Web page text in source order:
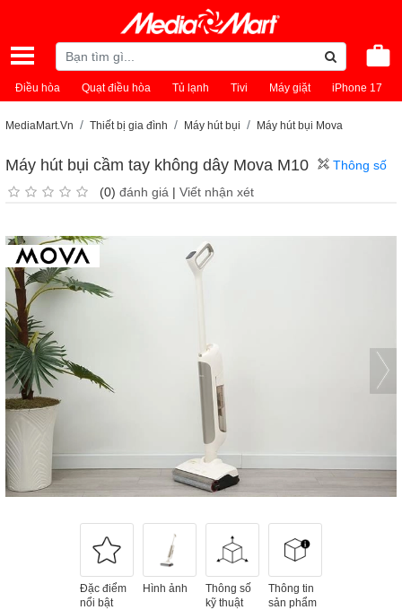
Điều hòa Quạt điều hòa Tủ lạnh Tivi Máy giặt iPhone 17
MediaMart.Vn Thiết bị gia đình Máy hút bụi Máy hút bụi Mova
Máy hút bụi cầm tay không dây Mova M10
(0) đánh giá | Viết nhận xét
Thông số
Đặc điểm
nổi bật
Hình ảnh
Thông số
kỹ thuật
Thông tin
sản phẩm